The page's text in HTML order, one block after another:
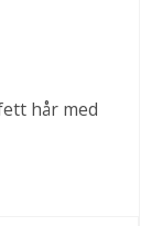
hår med